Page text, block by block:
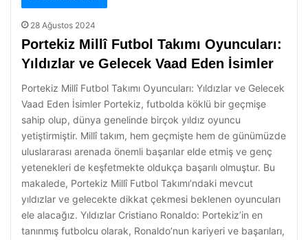
28 Ağustos 2024
Portekiz Millî Futbol Takımı Oyuncuları:
Yıldızlar ve Gelecek Vaad Eden İsimler
Portekiz Millî Futbol Takımı Oyuncuları: Yıldızlar ve Gelecek
Vaad Eden İsimler Portekiz, futbolda köklü bir geçmişe
sahip olup, dünya genelinde birçok yıldız oyuncu
yetiştirmiştir. Millî takım, hem geçmişte hem de günümüzde
uluslararası arenada önemli başarılar elde etmiş ve genç
yetenekleri de keşfetmekte oldukça başarılı olmuştur. Bu
makalede, Portekiz Millî Futbol Takımı’ndaki mevcut
yıldızlar ve gelecekte dikkat çekmesi beklenen oyuncuları
ele alacağız. Yıldızlar Cristiano Ronaldo: Portekiz’in en
tanınmış futbolcu olarak, Ronaldo’nun kariyeri ve başarıları,